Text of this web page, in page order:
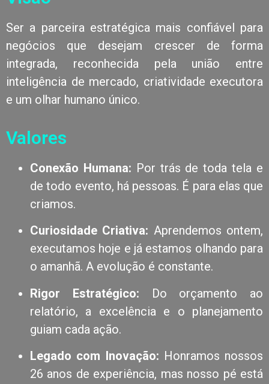
Ser a parceira estratégica mais confiável para
negócios que desejam crescer de forma
integrada, reconhecida pela união entre
inteligência de mercado, criatividade executora
e um olhar humano único.
Valores
Conexão Humana: Por trás de toda tela e
de todo evento, há pessoas. É para elas que
criamos.
Curiosidade Criativa: Aprendemos ontem,
executamos hoje e já estamos olhando para
o amanhã. A evolução é constante.
Rigor Estratégico: Do orçamento ao
relatório, a excelência e o planejamento
guiam cada ação.
Legado com Inovação: Honramos nossos
26 anos de experiência, mas nosso pé está